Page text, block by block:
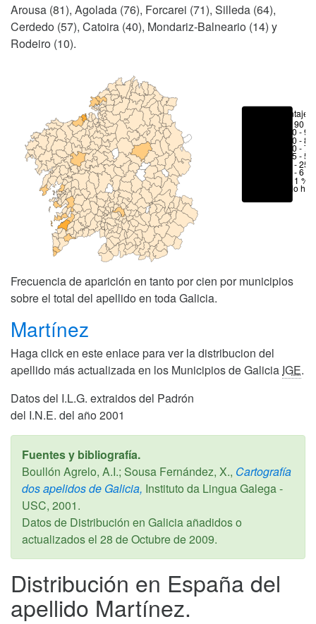
Arousa (81), Agolada (76), Forcarei (71), Silleda (64),
Cerdedo (57), Catoira (40), Mondariz-Balneario (14) y
Rodeiro (10).
Porcentajes
> 90 %
80 -
70 -
50 -
25 -
6 - 25
1 - 6 %
< 1 %
No hay
Frecuencia de aparición en tanto por cien por municipios
sobre el total del apellido en toda Galicia.
Martínez
Haga click en este enlace para ver la distribucion del
apellido más actualizada en los Municipios de Galicia IGE.
Datos del I.L.G. extraidos del Padrón
del I.N.E. del año 2001
Fuentes y bibliografía.
Boullón Agrelo, A.I.; Sousa Fernández, X., Cartografía
dos apelidos de Galicia, Instituto da Lingua Galega -
USC, 2001.
Datos de Distribución en Galicia añadidos o
actualizados el 28 de Octubre de 2009.
Distribución en España del
apellido Martínez.